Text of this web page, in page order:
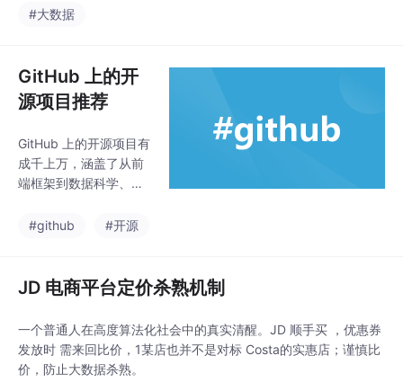
设计工具等），但保留
合。：数据库工具、Na
vicat、免费软
离职的消息不断，智谱、MiniMax上市后股价暴跌，资本市场开始
#大数据
GitHub 上的开
源项目推荐
GitHub 上的开源项目有
成千上万，涵盖了从前
端框架到数据科学、机
个领域。不同的人根据
些开源项目因为其广泛
的应用、社区支持和技
术创新，通常被认为是
“最好”的开源项目之
一。
#github #开源
JD 电商平台定价杀熟机制
一个普通人在高度算法化社会中的真实清醒。JD 顺手买 ，优惠券
发放时 需来回比价，1某店也并不是对标 Costa的实惠店；谨慎比
价，防止大数据杀熟。